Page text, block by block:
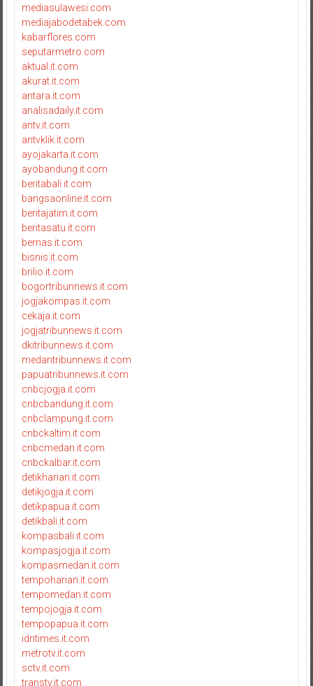
mediasulawesi.com
mediajabodetabek.com
kabarflores.com
seputarmetro.com
aktual.it.com
akurat.it.com
antara.it.com
analisadaily.it.com
antv.it.com
antvklik.it.com
ayojakarta.it.com
ayobandung.it.com
beritabali.it.com
bangsaonline.it.com
beritajatim.it.com
beritasatu.it.com
bernas.it.com
bisnis.it.com
brilio.it.com
bogortribunnews.it.com
jogjakompas.it.com
cekaja.it.com
jogjatribunnews.it.com
dkitribunnews.it.com
medantribunnews.it.com
papuatribunnews.it.com
cnbcjogja.it.com
cnbcbandung.it.com
cnbclampung.it.com
cnbckaltim.it.com
cnbcmedan.it.com
cnbckalbar.it.com
detikharian.it.com
detikjogja.it.com
detikpapua.it.com
detikbali.it.com
kompasbali.it.com
kompasjogja.it.com
kompasmedan.it.com
tempoharian.it.com
tempomedan.it.com
tempojogja.it.com
tempopapua.it.com
idntimes.it.com
metrotv.it.com
sctv.it.com
transtv.it.com